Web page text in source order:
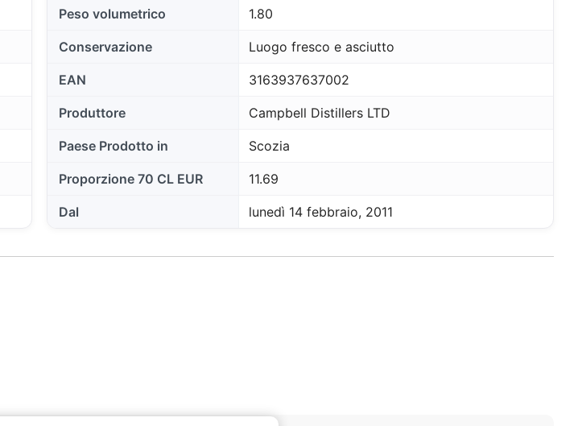
Peso volumetrico 1.80
Conservazione Luogo fresco e asciutto
EAN 3163937637002
Produttore Campbell Distillers LTD
Paese Prodotto in Scozia
Proporzione 70 CL EUR 11.69
Dal lunedì 14 febbraio, 2011